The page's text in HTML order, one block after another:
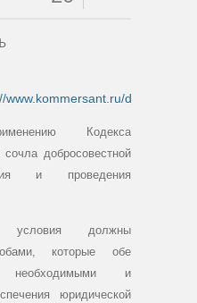
www.kommersant.ru/doc/
Кодекса
сочла добросовестной
и проведения
условия должны
которые обе
необходимыми и
юридической